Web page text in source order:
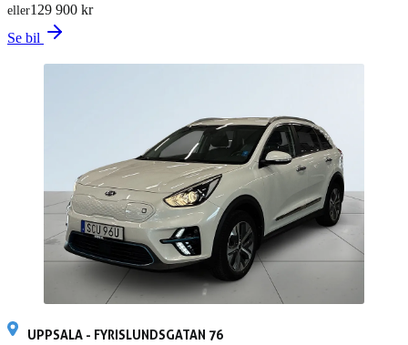
129 900 kr
eller
Se bil
UPPSALA - FYRISLUNDSGATAN 76